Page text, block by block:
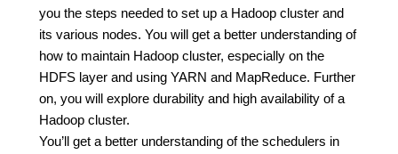
you the steps needed to set up a Hadoop cluster and
its various nodes. You will get a better understanding of
how to maintain Hadoop cluster, especially on the
HDFS layer and using YARN and MapReduce. Further
on, you will explore durability and high availability of a
Hadoop cluster.
You’ll get a better understanding of the schedulers in